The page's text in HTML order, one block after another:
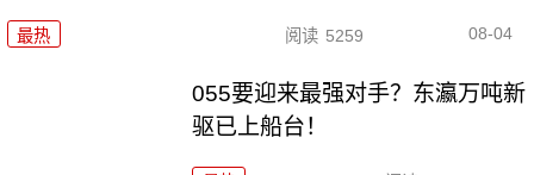
最热 阅读 5259 08-04
055要迎来最强对手？东瀛万吨新
驱已上船台！